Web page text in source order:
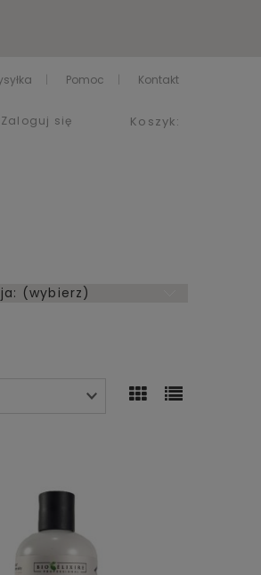
Pomoc Kontakt
Koszyk:
Zaloguj się
(wybierz)